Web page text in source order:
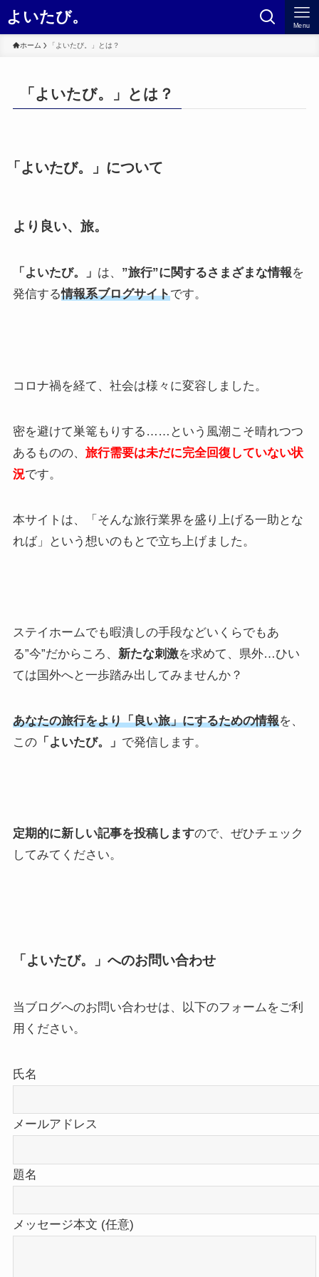
よいたび。 Menu
ホーム 「よいたび。」とは？
「よいたび。」とは？
「よいたび。」について
より良い、旅。
「よいたび。」 は、 ”旅行”に関するさまざまな情報を
発信する情報系ブログサイトです。
コロナ禍を経て、社会は様々に変容しました。
密を避けて巣篭もりする……という風潮こそ晴れつつ
あるものの、 旅行需要は未だに完全回復していない状
況です。
本サイトは、「そんな旅行業界を盛り上げる一助とな
れば」という想いのもとで立ち上げました。
ステイホームでも暇潰しの手段などいくらでもあ
る”今”だからころ、 新たな刺激を求めて、県外…ひい
ては国外へと一歩踏み出してみませんか？
あなたの旅行をより「良い旅」にするための情報を、
この「よいたび。」 で発信します。
定期的に新しい記事を投稿しますので、ぜひチェック
してみてください。
「よいたび。」へのお問い合わせ
当ブログへのお問い合わせは、以下のフォームをご利
用ください。
氏名
メールアドレス
題名
メッセージ本文 (任意)